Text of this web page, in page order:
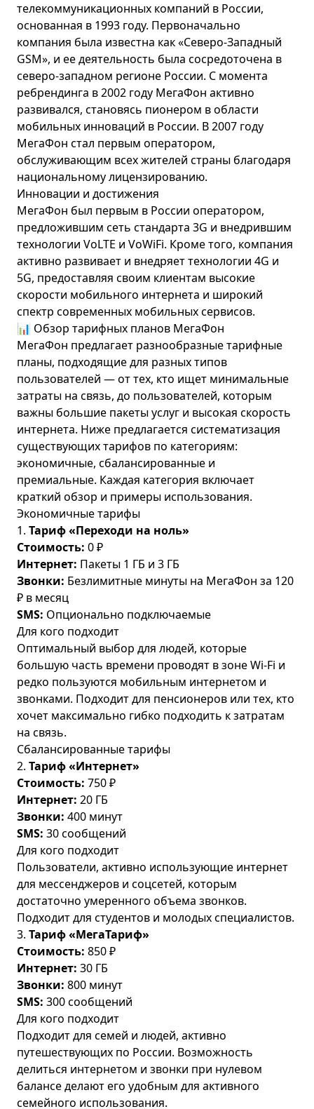
телекоммуникационных компаний в России,
основанная в 1993 году. Первоначально
компания была известна как «Северо-Западный
GSM», и ее деятельность была сосредоточена в
северо-западном регионе России. С момента
ребрендинга в 2002 году МегаФон активно
развивался, становясь пионером в области
мобильных инноваций в России. В 2007 году
МегаФон стал первым оператором,
обслуживающим всех жителей страны благодаря
национальному лицензированию.
Инновации и достижения
МегаФон был первым в России оператором,
предложившим сеть стандарта 3G и внедрившим
технологии VoLTE и VoWiFi. Кроме того, компания
активно развивает и внедряет технологии 4G и
5G, предоставляя своим клиентам высокие
скорости мобильного интернета и широкий
спектр современных мобильных сервисов.
📊 Обзор тарифных планов МегаФон
МегаФон предлагает разнообразные тарифные
планы, подходящие для разных типов
пользователей — от тех, кто ищет минимальные
затраты на связь, до пользователей, которым
важны большие пакеты услуг и высокая скорость
интернета. Ниже предлагается систематизация
существующих тарифов по категориям:
экономичные, сбалансированные и
премиальные. Каждая категория включает
краткий обзор и примеры использования.
Экономичные тарифы
1. Тариф «Переходи на ноль»
Стоимость: 0 ₽
Интернет: Пакеты 1 ГБ и 3 ГБ
Звонки: Безлимитные минуты на МегаФон за 120
₽ в месяц
SMS: Опционально подключаемые
Для кого подходит
Оптимальный выбор для людей, которые
большую часть времени проводят в зоне Wi-Fi и
редко пользуются мобильным интернетом и
звонками. Подходит для пенсионеров или тех, кто
хочет максимально гибко подходить к затратам
на связь.
Сбалансированные тарифы
2. Тариф «Интернет»
Стоимость: 750 ₽
Интернет: 20 ГБ
Звонки: 400 минут
SMS: 30 сообщений
Для кого подходит
Пользователи, активно использующие интернет
для мессенджеров и соцсетей, которым
достаточно умеренного объема звонков.
Подходит для студентов и молодых специалистов.
3. Тариф «МегаТариф»
Стоимость: 850 ₽
Интернет: 30 ГБ
Звонки: 800 минут
SMS: 300 сообщений
Для кого подходит
Подходит для семей и людей, активно
путешествующих по России. Возможность
делиться интернетом и звонки при нулевом
балансе делают его удобным для активного
семейного использования.